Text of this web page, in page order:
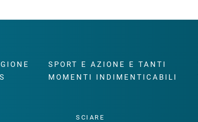
SPORT E AZIONE E TANTI
MOMENTI INDIMENTICABILI
SCIARE